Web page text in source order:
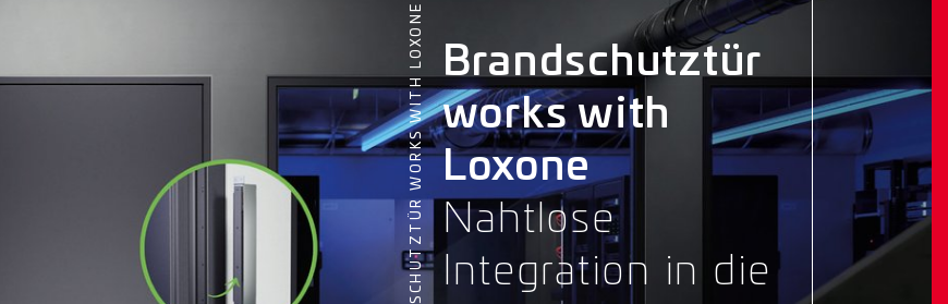
BRANDSCHUTZTÜR WORKS WITH LOXONE Brandschutztür
works with
Loxone
Nahtlose
Integration in die